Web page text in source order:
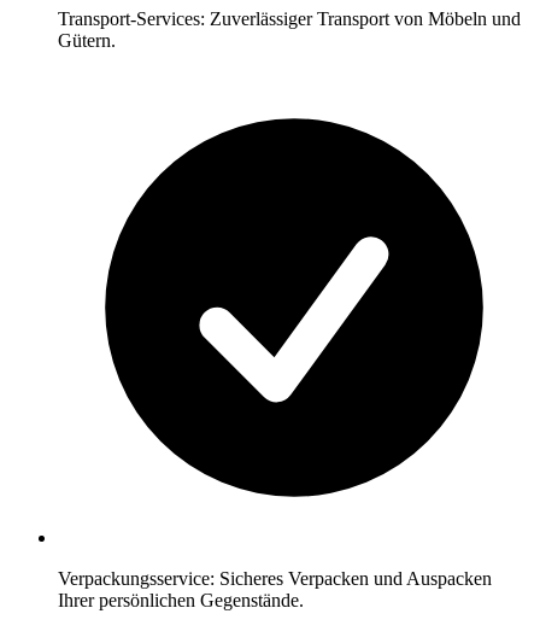
Transport-Services: Zuverlässiger Transport von Möbeln und
Gütern.
Verpackungsservice: Sicheres Verpacken und Auspacken
Ihrer persönlichen Gegenstände.